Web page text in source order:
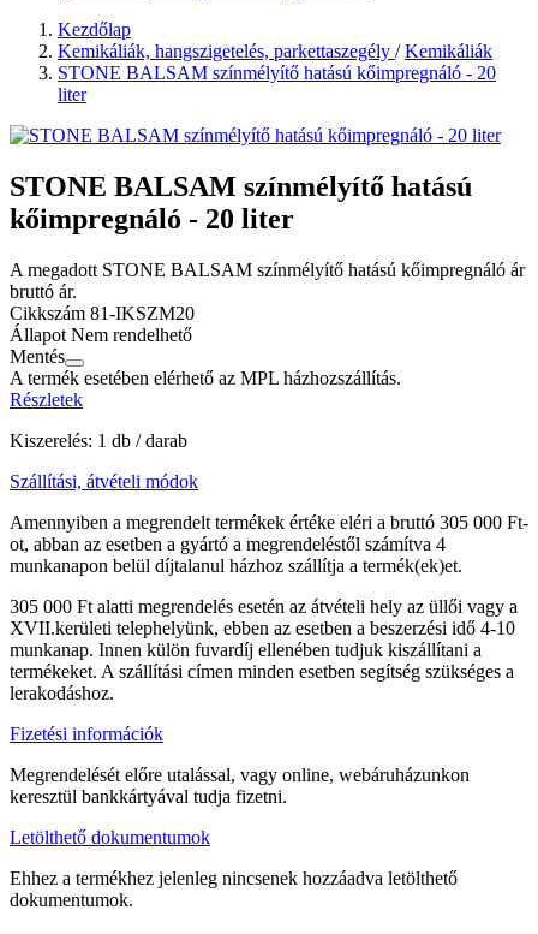
Kezdőlap
Kemikáliák, hangszigetelés, parkettaszegély /Kemikáliák
STONE BALSAM színmélyítő hatású kőimpregnáló - 20
liter
STONE BALSAM színmélyítő hatású
kőimpregnáló - 20 liter
A megadott STONE BALSAM színmélyítő hatású kőimpregnáló ár
bruttó ár.
Cikkszám 81-IKSZM20
Állapot Nem rendelhető
Mentés
A termék esetében elérhető az MPL házhozszállítás.
Részletek
Kiszerelés: 1 db / darab
Szállítási, átvételi módok
Amennyiben a megrendelt termékek értéke eléri a bruttó 305 000 Ft-
ot, abban az esetben a gyártó a megrendeléstől számítva 4
munkanapon belül díjtalanul házhoz szállítja a termék(ek)et.
305 000 Ft alatti megrendelés esetén az átvételi hely az üllői vagy a
XVII.kerületi telephelyünk, ebben az esetben a beszerzési idő 4-10
munkanap. Innen külön fuvardíj ellenében tudjuk kiszállítani a
termékeket. A szállítási címen minden esetben segítség szükséges a
lerakodáshoz.
Fizetési információk
Megrendelését előre utalással, vagy online, webáruházunkon
keresztül bankkártyával tudja fizetni.
Letölthető dokumentumok
Ehhez a termékhez jelenleg nincsenek hozzáadva letölthető
dokumentumok.